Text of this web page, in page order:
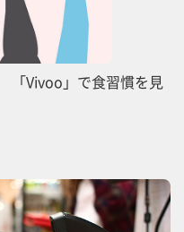
「Vivoo」で食習慣を見